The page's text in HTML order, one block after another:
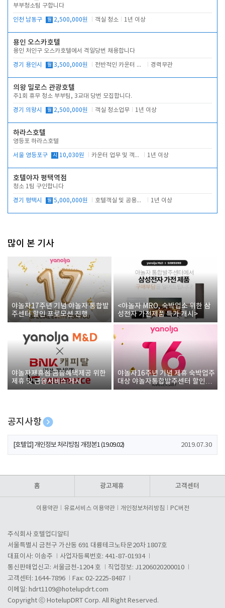
부부청소팀 구합니다
인천 남동구 월 2,500,000원 객실 청소 1년 이상
용인 오스카호텔
용인 처인구 오스카호텔에서 격일당번 채용합니다
경기 용인시 월 3,500,000원 전반적인 카운터 업무 경력무관
의왕 밀로스 관광호텔
주1회 휴무 청소 부부팀, 3교대 당번 모집합니다.
경기 의왕시 월 2,500,000원 객실 청소업무 1년 이상
하라스호텔
영등포 하라스호텔
서울 영등포구 시 10,030원 카운터 업무 및 객실관리(청소상태 확인, 객실판매) 1년 이상
호텔야자 평택역점
청소 1팀 구인합니다
경기 평택시 월 5,000,000원 호텔객실 및 공용시설 청소 관리 1년 이상
많이 본 기사
야놀자17주년 기념 야놀자 통합발
주센터 할인 프로모션 진행
<야놀자 MRO, 숙박업소 위한 삼
성전자 가전제품 특가 개시>
야놀자제휴점 금융혜택제공 위한
제휴 및 금융서비스 게시
야놀자16주년 기념 제휴 숙박업주
대상 야놀자통합발주센터 할인쿠
폰 증정
공지사항
[호텔업] 개인정보 처리방침 개정본2 (19.09.02)
[호텔업] 개인정보 처리방침 개정본1 (19.09.02) 2019.07.30
홈 광고제휴 고객센터
이용약관 유료서비스 이용약관 개인정보처리방침 PC버전
주식회사 호텔업디알티
서울특별시 금천구 가산동 691 대륭테크노타운20차 1807호
대표이사: 이송주
사업자등록번호: 441-87-01934
통신판매업신고: 서울금천-1204 호
직업정보: J1206020200010
고객센터: 1644-7896
Fax: 02-2225-8487
이메일: hdrt1109@hotelupdrt.com
Copyright ⓒ HotelupDRT Corp. All Right Reserved.